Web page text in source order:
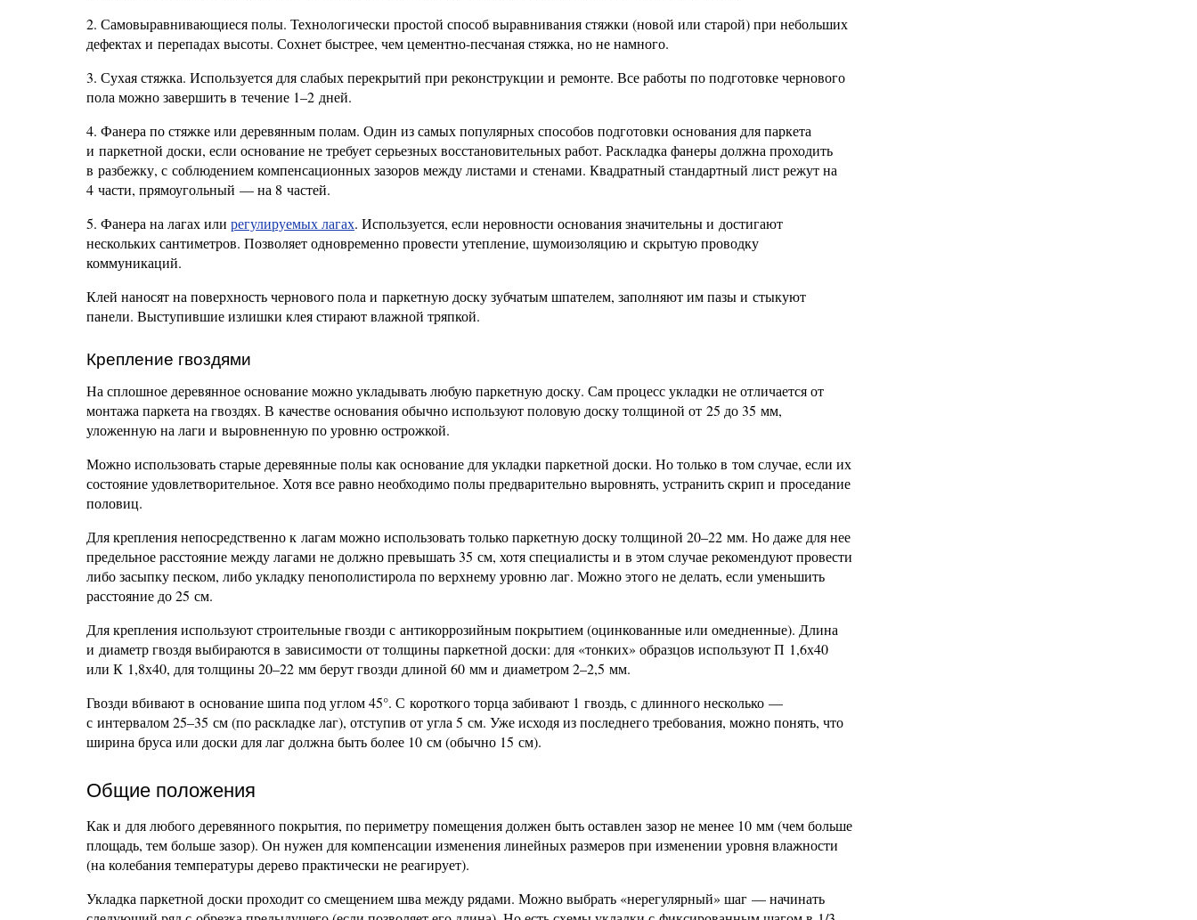
2. Самовыравнивающиеся полы. Технологически простой способ выравнивания стяжки (новой или старой) при небольших
дефектах и перепадах высоты. Сохнет быстрее, чем цементно-песчаная стяжка, но не намного.
3. Сухая стяжка. Используется для слабых перекрытий при реконструкции и ремонте. Все работы по подготовке чернового
пола можно завершить в течение 1–2 дней.
4. Фанера по стяжке или деревянным полам. Один из самых популярных способов подготовки основания для паркета
и паркетной доски, если основание не требует серьезных восстановительных работ. Раскладка фанеры должна проходить
в разбежку, с соблюдением компенсационных зазоров между листами и стенами. Квадратный стандартный лист режут на
4 части, прямоугольный — на 8 частей.
5. Фанера на лагах или регулируемых лагах. Используется, если неровности основания значительны и достигают
нескольких сантиметров. Позволяет одновременно провести утепление, шумоизоляцию и скрытую проводку
коммуникаций.
Клей наносят на поверхность чернового пола и паркетную доску зубчатым шпателем, заполняют им пазы и стыкуют
панели. Выступившие излишки клея стирают влажной тряпкой.
Крепление гвоздями
На сплошное деревянное основание можно укладывать любую паркетную доску. Сам процесс укладки не отличается от
монтажа паркета на гвоздях. В качестве основания обычно используют половую доску толщиной от 25 до 35 мм,
уложенную на лаги и выровненную по уровню острожкой.
Можно использовать старые деревянные полы как основание для укладки паркетной доски. Но только в том случае, если их
состояние удовлетворительное. Хотя все равно необходимо полы предварительно выровнять, устранить скрип и проседание
половиц.
Для крепления непосредственно к лагам можно использовать только паркетную доску толщиной 20–22 мм. Но даже для нее
предельное расстояние между лагами не должно превышать 35 см, хотя специалисты и в этом случае рекомендуют провести
либо засыпку песком, либо укладку пенополистирола по верхнему уровню лаг. Можно этого не делать, если уменьшить
расстояние до 25 см.
Для крепления используют строительные гвозди с антикоррозийным покрытием (оцинкованные или омедненные). Длина
и диаметр гвоздя выбираются в зависимости от толщины паркетной доски: для «тонких» образцов используют П 1,6х40
или К 1,8х40, для толщины 20–22 мм берут гвозди длиной 60 мм и диаметром 2–2,5 мм.
Гвозди вбивают в основание шипа под углом 45°. С короткого торца забивают 1 гвоздь, с длинного несколько —
с интервалом 25–35 см (по раскладке лаг), отступив от угла 5 см. Уже исходя из последнего требования, можно понять, что
ширина бруса или доски для лаг должна быть более 10 см (обычно 15 см).
Общие положения
Как и для любого деревянного покрытия, по периметру помещения должен быть оставлен зазор не менее 10 мм (чем больше
площадь, тем больше зазор). Он нужен для компенсации изменения линейных размеров при изменении уровня влажности
(на колебания температуры дерево практически не реагирует).
Укладка паркетной доски проходит со смещением шва между рядами. Можно выбрать «нерегулярный» шаг — начинать